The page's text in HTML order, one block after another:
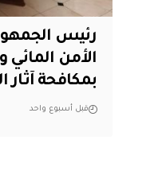
رئيس
الأمن المائي
بمكافحة آثار
قبل أسبوع واحد